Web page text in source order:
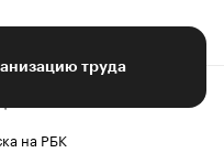
труда
на РБК